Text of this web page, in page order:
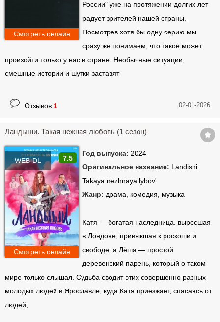
России" уже на протяжении долгих лет
радует зрителей нашей страны.
Посмотрев хотя бы одну серию мы
сразу же понимаем, что такое может
произойти только у нас в стране. Необычные ситуации,
смешные истории и шутки заставят
Смотреть онлайн
Отзывов 1 02-01-2026
Ландыши. Такая нежная любовь (1 сезон)
7.5
WEB-DL
Год выпуска: 2024
Оригинальное название: Landishi.
Takaya nezhnaya lybov'
Жанр: драма, комедия, музыка
Катя — богатая наследница, выросшая
в Лондоне, привыкшая к роскоши и
свободе, а Лёша — простой
деревенский парень, который о таком
мире только слышал. Судьба сводит этих совершенно разных
молодых людей в Ярославле, куда Катя приезжает, спасаясь от
людей,
Смотреть онлайн